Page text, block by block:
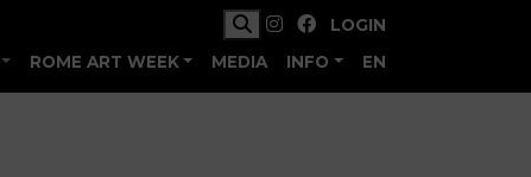
LOGIN
ROME ART WEEK MEDIA INFO EN